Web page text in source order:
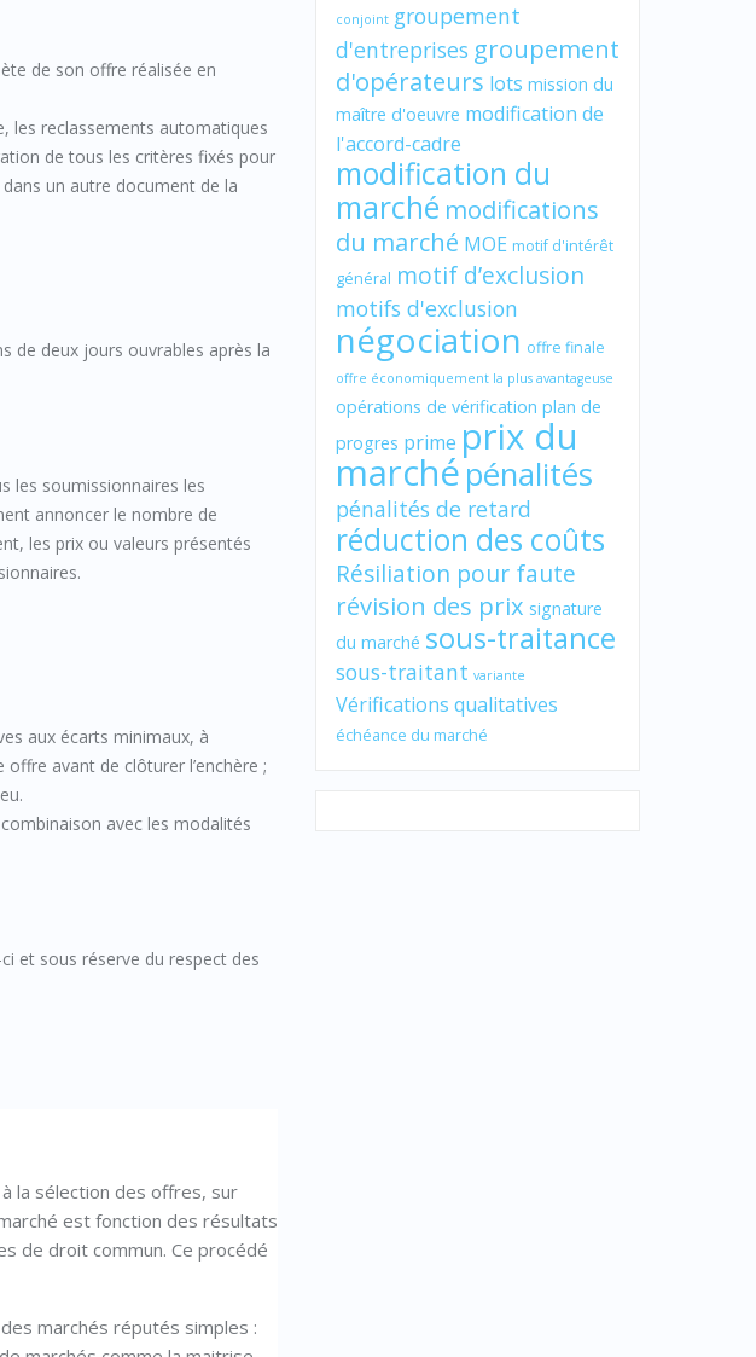
de son offre réalisée en
les reclassements automatiques
de tous les critères fixés pour
un autre document de la
de deux jours ouvrables après la
les soumissionnaires les
annoncer le nombre de
les prix ou valeurs présentés
aux écarts minimaux, à
avant de clôturer l’enchère ;
avec les modalités
et sous réserve du respect des
la sélection des offres, sur
est fonction des résultats
de droit commun. Ce procédé
marchés réputés simples :
conjoint groupement
d'entreprises groupement
d'opérateurs lots mission du
maître d'oeuvre modification de
l'accord-cadre
modification du
marché modifications
du marché MOE motif d'intérêt
général motif d’exclusion
motifs d'exclusion
négociation offre finale
offre économiquement la plus avantageuse
opérations de vérification plan de
progres prime prix du
marché pénalités
pénalités de retard
réduction des coûts
Résiliation pour faute
révision des prix signature
du marché sous-traitance
sous-traitant variante
Vérifications qualitatives
échéance du marché